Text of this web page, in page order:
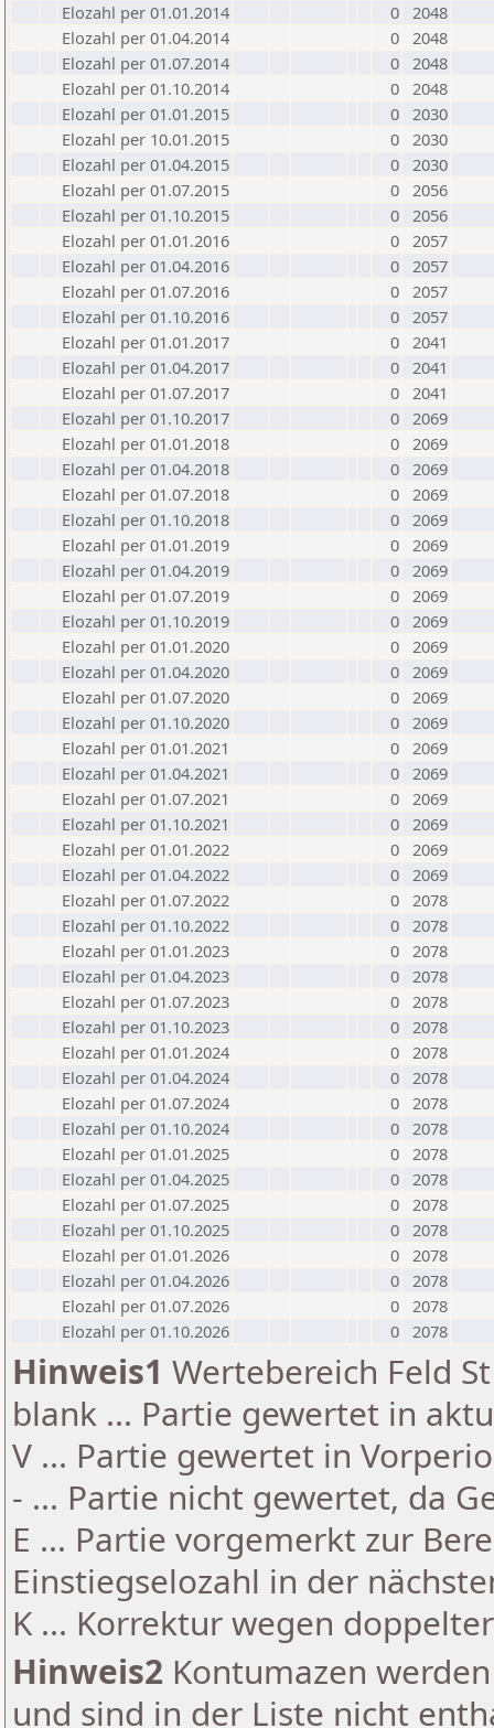
Elozahl per 01.01.2014
0 2048
Elozahl per 01.04.2014
0 2048
Elozahl per 01.07.2014
0 2048
Elozahl per 01.10.2014
0 2048
Elozahl per 01.01.2015
0 2030
Elozahl per 10.01.2015
0 2030
Elozahl per 01.04.2015
0 2030
Elozahl per 01.07.2015
0 2056
Elozahl per 01.10.2015
0 2056
Elozahl per 01.01.2016
0 2057
Elozahl per 01.04.2016
0 2057
Elozahl per 01.07.2016
0 2057
Elozahl per 01.10.2016
0 2057
Elozahl per 01.01.2017
0 2041
Elozahl per 01.04.2017
0 2041
Elozahl per 01.07.2017
0 2041
Elozahl per 01.10.2017
0 2069
Elozahl per 01.01.2018
0 2069
Elozahl per 01.04.2018
0 2069
Elozahl per 01.07.2018
0 2069
Elozahl per 01.10.2018
0 2069
Elozahl per 01.01.2019
0 2069
Elozahl per 01.04.2019
0 2069
Elozahl per 01.07.2019
0 2069
Elozahl per 01.10.2019
0 2069
Elozahl per 01.01.2020
0 2069
Elozahl per 01.04.2020
0 2069
Elozahl per 01.07.2020
0 2069
Elozahl per 01.10.2020
0 2069
Elozahl per 01.01.2021
0 2069
Elozahl per 01.04.2021
0 2069
Elozahl per 01.07.2021
0 2069
Elozahl per 01.10.2021
0 2069
Elozahl per 01.01.2022
0 2069
Elozahl per 01.04.2022
0 2069
Elozahl per 01.07.2022
0 2078
Elozahl per 01.10.2022
0 2078
Elozahl per 01.01.2023
0 2078
Elozahl per 01.04.2023
0 2078
Elozahl per 01.07.2023
0 2078
Elozahl per 01.10.2023
0 2078
Elozahl per 01.01.2024
0 2078
Elozahl per 01.04.2024
0 2078
Elozahl per 01.07.2024
0 2078
Elozahl per 01.10.2024
0 2078
Elozahl per 01.01.2025
0 2078
Elozahl per 01.04.2025
0 2078
Elozahl per 01.07.2025
0 2078
Elozahl per 01.10.2025
0 2078
Elozahl per 01.01.2026
0 2078
Elozahl per 01.04.2026
0 2078
Elozahl per 01.07.2026
0 2078
Elozahl per 01.10.2026
0 2078
Hinweis1 Wertebereich Feld
blank ... Partie gewertet in
V ... Partie gewertet in
- ... Partie nicht gewertet, da
E ... Partie vorgemerkt zur
Einstiegselozahl in der
K ... Korrektur wegen
Hinweis2 Kontumazen
und sind in der Liste nicht